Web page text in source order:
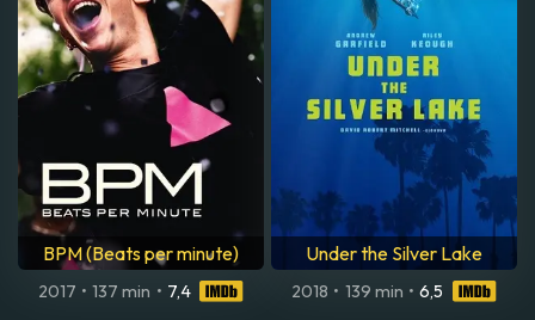
BPM (Beats per minute)
2017 • 137 min • 7,4
Under the Silver Lake
2018 • 139 min • 6,5